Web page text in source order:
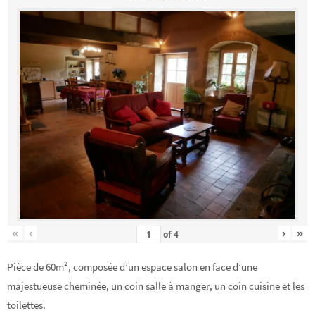
« ‹ of4 › »
Pièce de 60m², composée d’un espace salon en face d’une
majestueuse cheminée, un coin salle à manger, un coin cuisine et les
toilettes.